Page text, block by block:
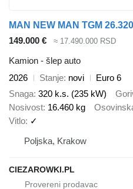
149.000 € ≈ 17.490.000 RSD
Kamion - šlep auto
2026
Stanje novi
Euro 6
Snaga 320 k.s. (235 kW)
Nosivost 16.460 kg
Vitlo ✓
Poljska, Krakow
CIEZAROWKI.PL